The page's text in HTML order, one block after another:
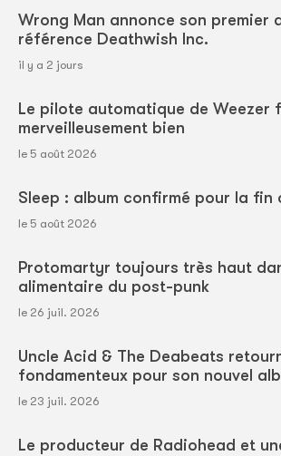
Wrong Man annonce son premier
référence Deathwish Inc.
il y a 2 jours
Le pilote automatique de Weezer
merveilleusement bien
le 5 août 2026
Sleep : album confirmé pour la fin
le 5 août 2026
Protomartyr toujours très haut
alimentaire du post-punk
le 26 juil. 2026
Uncle Acid & The Deabeats
fondamenteux pour son nouvel
le 23 juil. 2026
Le producteur de Radiohead et